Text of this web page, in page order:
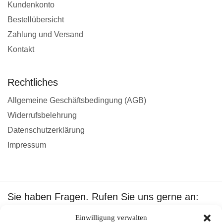
Einwilligung verwalten
Kundenkonto
Bestellübersicht
Zahlung und Versand
Kontakt
Rechtliches
Allgemeine Geschäftsbedingung (AGB)
Widerrufsbelehrung
Datenschutzerklärung
Impressum
Sie haben Fragen. Rufen Sie uns gerne an:
+49 1601512402